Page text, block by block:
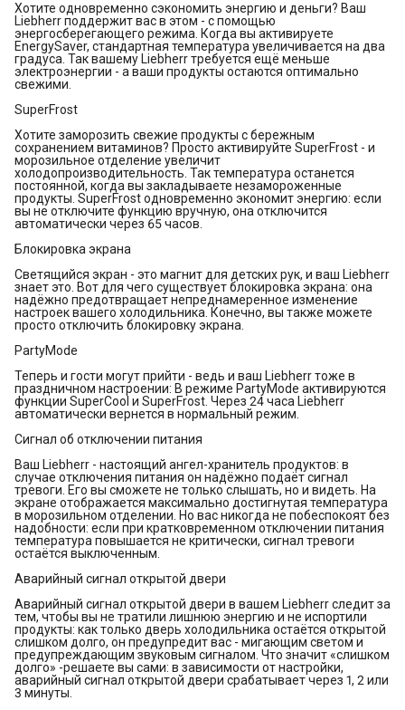
Хотите одновременно сэкономить энергию и деньги? Ваш
Liebherr поддержит вас в этом - с помощью
энергосберегающего режима. Когда вы активируете
EnergySaver, стандартная температура увеличивается на два
градуса. Так вашему Liebherr требуется ещё меньше
электроэнергии - а ваши продукты остаются оптимально
свежими.
SuperFrost
Хотите заморозить свежие продукты с бережным
сохранением витаминов? Просто активируйте SuperFrost - и
морозильное отделение увеличит
холодопроизводительность. Так температура останется
постоянной, когда вы закладываете незамороженные
продукты. SuperFrost одновременно экономит энергию: если
вы не отключите функцию вручную, она отключится
автоматически через 65 часов.
Блокировка экрана
Светящийся экран - это магнит для детских рук, и ваш Liebherr
знает это. Вот для чего существует блокировка экрана: она
надёжно предотвращает непреднамеренное изменение
настроек вашего холодильника. Конечно, вы также можете
просто отключить блокировку экрана.
PartyMode
Теперь и гости могут прийти - ведь и ваш Liebherr тоже в
праздничном настроении: В режиме PartyMode активируются
функции SuperCool и SuperFrost. Через 24 часа Liebherr
автоматически вернется в нормальный режим.
Сигнал об отключении питания
Ваш Liebherr - настоящий ангел-хранитель продуктов: в
случае отключения питания он надёжно подаёт сигнал
тревоги. Его вы сможете не только слышать, но и видеть. На
экране отображается максимально достигнутая температура
в морозильном отделении. Но вас никогда не побеспокоят без
надобности: если при кратковременном отключении питания
температура повышается не критически, сигнал тревоги
остаётся выключенным.
Аварийный сигнал открытой двери
Аварийный сигнал открытой двери в вашем Liebherr следит за
тем, чтобы вы не тратили лишнюю энергию и не испортили
продукты: как только дверь холодильника остаётся открытой
слишком долго, он предупредит вас - мигающим светом и
предупреждающим звуковым сигналом. Что значит «слишком
долго» -решаете вы сами: в зависимости от настройки,
аварийный сигнал открытой двери срабатывает через 1, 2 или
3 минуты.